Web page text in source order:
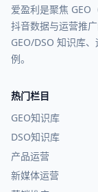
爱盈利是聚焦 GEO
抖音数据与运营推
GEO/DSO 知识库
例。
热门栏目
GEO知识库
DSO知识库
产品运营
新媒体运营